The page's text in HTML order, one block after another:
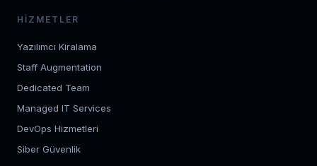
HIZMETLER
Yazılımcı Kiralama
Staff Augmentation
Dedicated Team
Managed IT Services
DevOps Hizmetleri
Siber Güvenlik